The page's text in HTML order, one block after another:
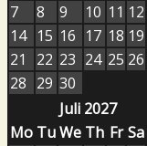
7 8 9 10 11 12
14 15 16 17 18 19
21
22 23 24 25 26
28 29 30
Juli 2027
Mo TuWe Th Fr Sa